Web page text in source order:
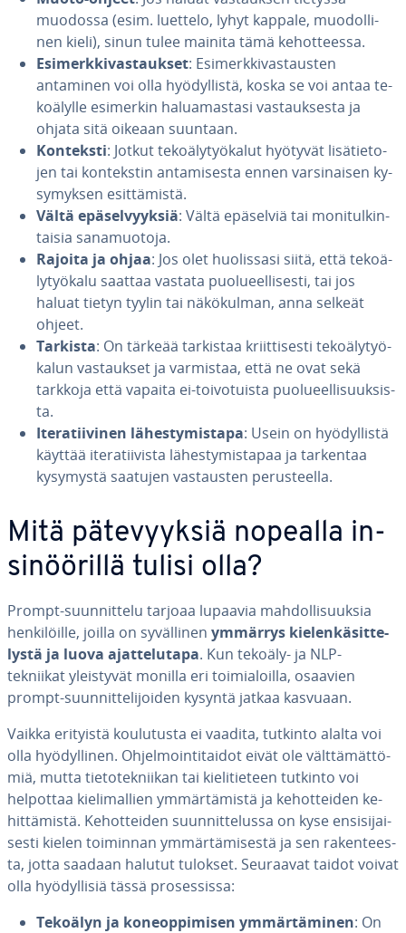
muodossa (esim. luettelo, lyhyt kappale, muo­dol­li­
nen kieli), sinun tulee mainita tämä ke­hot­tees­sa.
Esi­merk­ki­vas­tauk­set: Esi­merk­ki­vas­taus­ten
antaminen voi olla hyö­dyl­lis­tä, koska se voi antaa te­
ko­ä­lyl­le esimerkin ha­lua­mas­ta­si vas­tauk­ses­ta ja
ohjata sitä oikeaan suuntaan.
Konteksti: Jotkut te­ko­ä­ly­työ­ka­lut hyötyvät li­sä­tie­to­
jen tai kon­teks­tin an­ta­mi­ses­ta ennen var­si­nai­sen ky­
sy­myk­sen esit­tä­mis­tä.
Vältä epä­sel­vyyk­siä: Vältä epäselviä tai mo­ni­tul­kin­
tai­sia sa­na­muo­to­ja.
Rajoita ja ohjaa: Jos olet huo­lis­sa­si siitä, että te­ko­ä­
ly­työ­ka­lu saattaa vastata puo­lu­eel­li­ses­ti, tai jos
haluat tietyn tyylin tai nä­kö­kul­man, anna selkeät
ohjeet.
Tarkista: On tärkeää tarkistaa kriit­ti­ses­ti te­ko­ä­ly­työ­
ka­lun vas­tauk­set ja varmistaa, että ne ovat sekä
tarkkoja että vapaita ei-toi­vo­tuis­ta puo­lu­eel­li­suuk­sis­
ta.
Ite­ra­tii­vi­nen lä­hes­ty­mis­ta­pa: Usein on hyö­dyl­lis­tä
käyttää ite­ra­tii­vis­ta lä­hes­ty­mis­ta­paa ja tarkentaa
kysymystä saatujen vas­taus­ten pe­rus­teel­la.
Mitä pä­te­vyyk­siä nopealla in­
si­nöö­ril­lä tulisi olla?
Prompt-suun­nit­te­lu tarjoaa lupaavia mah­dol­li­suuk­sia
hen­ki­löil­le, joilla on sy­väl­li­nen ymmärrys kie­len­kä­sit­te­
lys­tä ja luova ajat­te­lu­ta­pa. Kun tekoäly- ja NLP-
tekniikat yleis­ty­vät monilla eri toi­mia­loil­la, osaavien
prompt-suun­nit­te­li­joi­den kysyntä jatkaa kasvuaan.
Vaikka erityistä kou­lu­tus­ta ei vaadita, tutkinto alalta voi
olla hyö­dyl­li­nen. Oh­jel­moin­ti­tai­dot eivät ole vält­tä­mät­tö­
miä, mutta tie­to­tek­nii­kan tai kie­li­tie­teen tutkinto voi
helpottaa kie­li­mal­lien ym­mär­tä­mis­tä ja ke­hot­tei­den ke­
hit­tä­mis­tä. Ke­hot­tei­den suun­nit­te­lus­sa on kyse en­si­si­jai­
ses­ti kielen toiminnan ym­mär­tä­mi­ses­tä ja sen ra­ken­tees­
ta, jotta saadaan halutut tulokset. Seuraavat taidot voivat
olla hyö­dyl­li­siä tässä pro­ses­sis­sa:
Tekoälyn ja ko­neop­pi­mi­sen ym­mär­tä­mi­nen: On